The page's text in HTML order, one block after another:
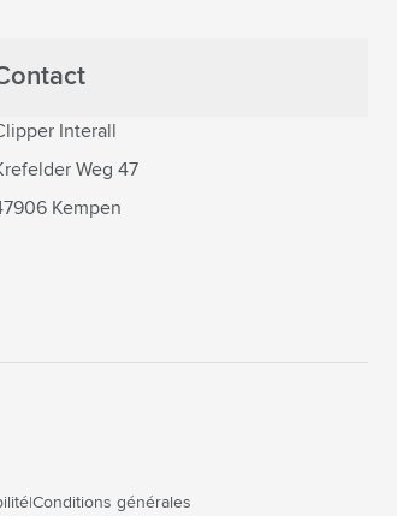
Interall
Weg 47
Kempen
Conditions générales